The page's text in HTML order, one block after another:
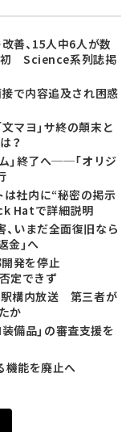
善、15人中6人が数
初 Science系列誌掲
で内容追及され困惑
マヨ」サ終の顛末と
？
」終了へ──「オリジ
社内に“秘密の掲示
Hatで詳細説明
、いまだ全面復旧なら
金」へ
開発を停止
定できず
駅構内放送 第三者が
か
備品」の審査支援を
機能を廃止へ